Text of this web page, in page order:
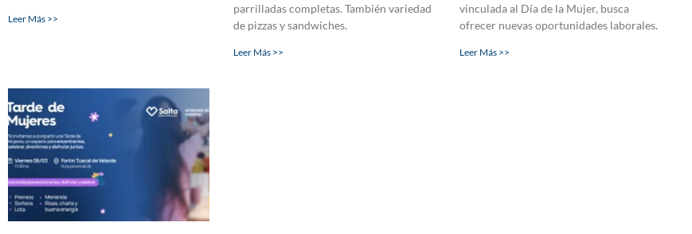
Leer Más >>
parrilladas completas. También variedad
de pizzas y sandwiches.
Leer Más >>
vinculada al Día de la Mujer, busca
ofrecer nuevas oportunidades laborales.
Leer Más >>